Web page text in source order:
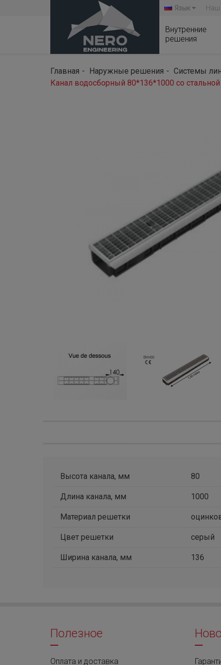
Язык Наш
Внутренние
решения
Главная Наружные решения
Системы
Канал водосборный 80*136*1000 со
Высота канала, мм 80
Длина канала, мм 1000
Материал решетки
Цвет решетки серый
Ширина канала, мм 136
Полезное
Оплата и доставка